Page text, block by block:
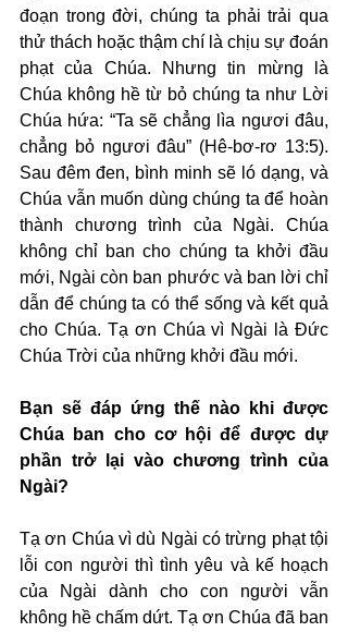
đoạn trong đời, chúng ta phải trải qua
thử thách hoặc thậm chí là chịu sự đoán
phạt của Chúa. Nhưng tin mừng là
Chúa không hề từ bỏ chúng ta như Lời
Chúa hứa: “Ta sẽ chẳng lìa ngươi đâu,
chẳng bỏ ngươi đâu” (Hê-bơ-rơ 13:5).
Sau đêm đen, bình minh sẽ ló dạng, và
Chúa vẫn muốn dùng chúng ta để hoàn
thành chương trình của Ngài. Chúa
không chỉ ban cho chúng ta khởi đầu
mới, Ngài còn ban phước và ban lời chỉ
dẫn để chúng ta có thể sống và kết quả
cho Chúa. Tạ ơn Chúa vì Ngài là Đức
Chúa Trời của những khởi đầu mới.
Bạn sẽ đáp ứng thế nào khi được
Chúa ban cho cơ hội để được dự
phần trở lại vào chương trình của
Ngài?
Tạ ơn Chúa vì dù Ngài có trừng phạt tội
lỗi con người thì tình yêu và kế hoạch
của Ngài dành cho con người vẫn
không hề chấm dứt. Tạ ơn Chúa đã ban